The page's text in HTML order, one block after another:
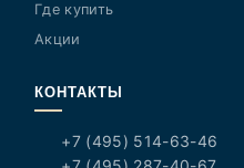
Где купить
Акции
КОНТАКТЫ
+7 (495) 514-63-46